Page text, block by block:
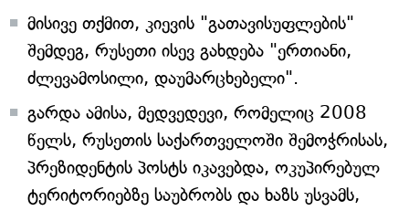
მისივე თქმით, კიევის "გათავისუფლების"
შემდეგ, რუსეთი ისევ გახდება "ერთიანი,
ძლევამოსილი, დაუმარცხებელი".
გარდა ამისა, მედვედევი, რომელიც 2008
წელს, რუსეთის საქართველოში შემოჭრისას,
პრეზიდენტის პოსტს იკავებდა, ოკუპირებულ
ტერიტორიებზე საუბრობს და ხაზს უსვამს,